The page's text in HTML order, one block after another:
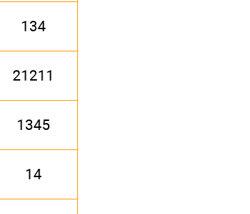
134
21211
1345
14